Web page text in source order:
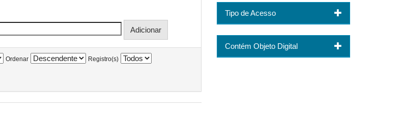
Ordenar Registro(s)
Tipo de Acesso
Contém Objeto Digital